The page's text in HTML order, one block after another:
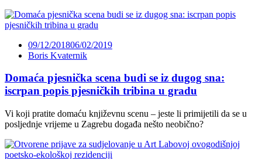
09/12/201806/02/2019
Boris Kvaternik
Domaća pjesnička scena budi se iz dugog sna:
iscrpan popis pjesničkih tribina u gradu
Vi koji pratite domaću književnu scenu – jeste li primijetili da se u
posljednje vrijeme u Zagrebu događa nešto neobično?